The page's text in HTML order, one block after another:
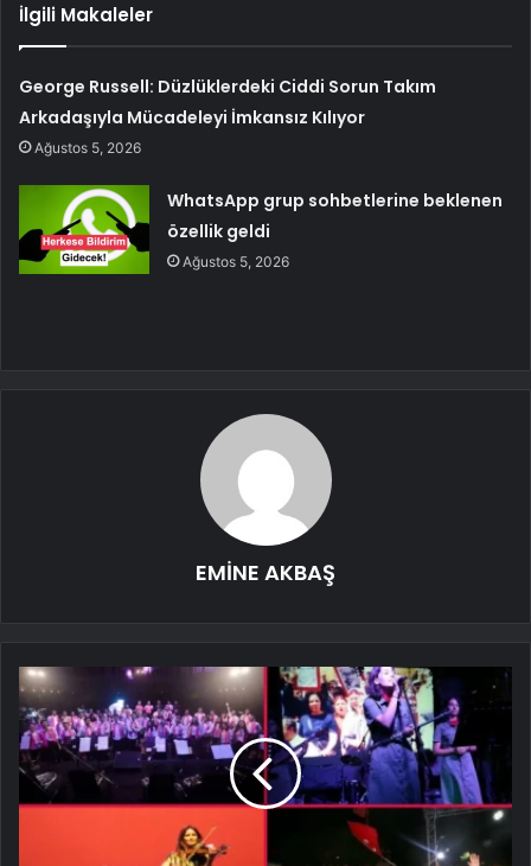
İlgili Makaleler
George Russell: Düzlüklerdeki Ciddi Sorun Takım
Arkadaşıyla Mücadeleyi İmkansız Kılıyor
Ağustos 5, 2026
WhatsApp grup sohbetlerine beklenen
özellik geldi
Ağustos 5, 2026
EMİNE AKBAŞ